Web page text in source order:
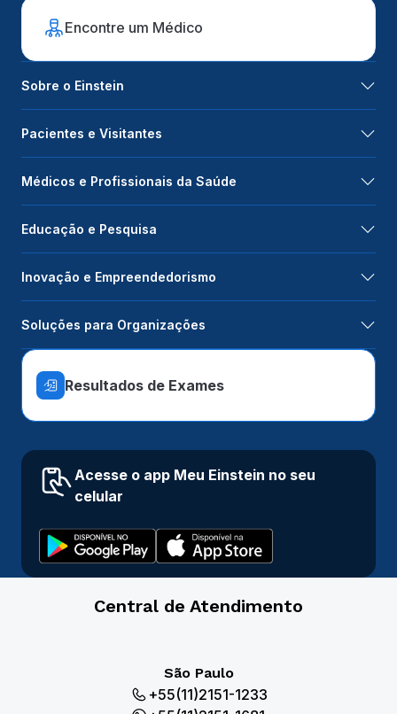
Encontre um Médico
Sobre o Einstein
Pacientes e Visitantes
Médicos e Profissionais da Saúde
Educação e Pesquisa
Inovação e Empreendedorismo
Soluções para Organizações
Resultados de Exames
Acesse o app Meu Einstein no seu
celular
Central de Atendimento
São Paulo
+55(11)2151-1233